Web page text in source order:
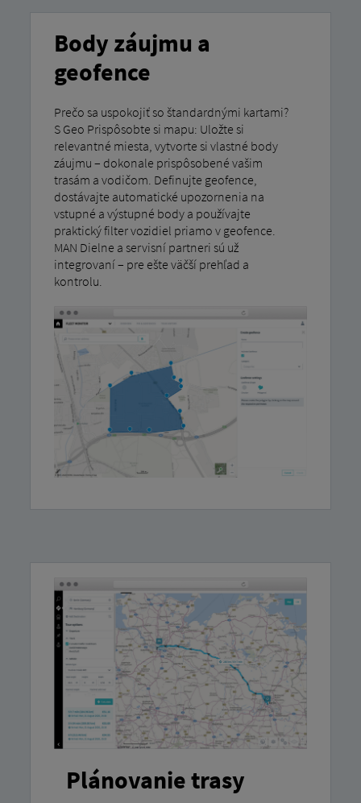
Body záujmu a
geofence
Prečo sa uspokojiť so štandardnými kartami?
S Geo Prispôsobte si mapu: Uložte si
relevantné miesta, vytvorte si vlastné body
záujmu – dokonale prispôsobené vašim
trasám a vodičom. Definujte geofence,
dostávajte automatické upozornenia na
vstupné a výstupné body a používajte
praktický filter vozidiel priamo v geofence.
MAN Dielne a servisní partneri sú už
integrovaní – pre ešte väčší prehľad a
kontrolu.
Plánovanie trasy